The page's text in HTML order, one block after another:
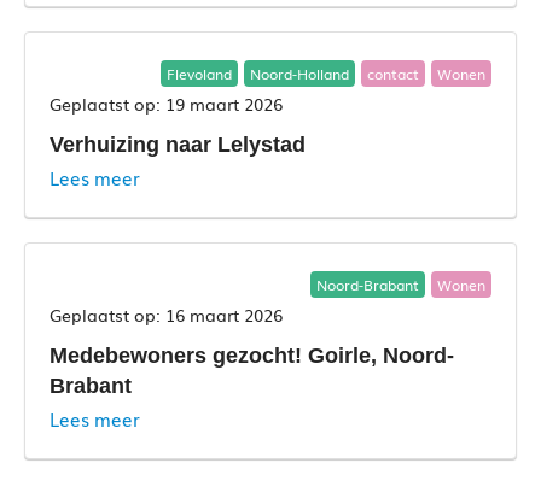
Flevoland Noord-Holland contact Wonen
19 maart 2026
Verhuizing naar Lelystad
Lees meer
Noord-Brabant Wonen
16 maart 2026
Medebewoners gezocht! Goirle, Noord-
Brabant
Lees meer